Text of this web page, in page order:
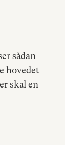
sådan
hovedet
skal en